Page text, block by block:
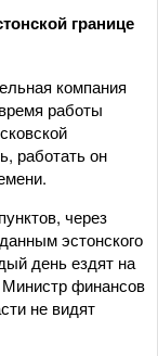
границе
компания
работы
работать он
через
эстонского
день ездят на
Министр финансов
не видят